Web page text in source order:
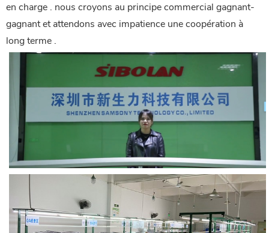
en charge . nous croyons au principe commercial gagnant-
gagnant et attendons avec impatience une coopération à
long terme .